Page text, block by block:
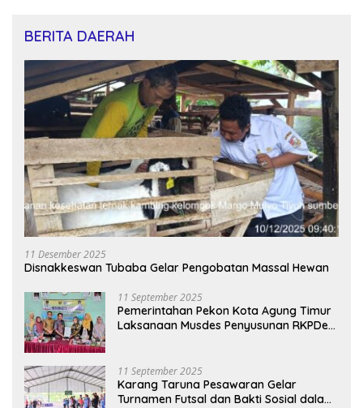
BERITA DAERAH
11 Desember 2025
Disnakkeswan Tubaba Gelar Pengobatan Massal Hewan
11 September 2025
Pemerintahan Pekon Kota Agung Timur
Laksanaan Musdes Penyusunan RKPDes
11 September 2025
Karang Taruna Pesawaran Gelar
Turnamen Futsal dan Bakti Sosial dalam